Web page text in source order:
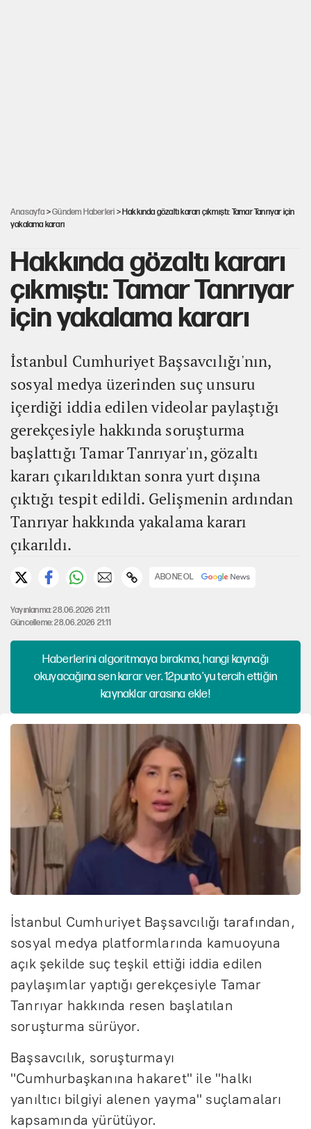
Anasayfa >Gündem Haberleri > Hakkında gözaltı kararı çıkmıştı: Tamar Tanrıyar için
yakalama kararı
Hakkında gözaltı kararı
çıkmıştı: Tamar Tanrıyar
için yakalama kararı
İstanbul Cumhuriyet Başsavcılığı'nın,
sosyal medya üzerinden suç unsuru
içerdiği iddia edilen videolar paylaştığı
gerekçesiyle hakkında soruşturma
başlattığı Tamar Tanrıyar'ın, gözaltı
kararı çıkarıldıktan sonra yurt dışına
çıktığı tespit edildi. Gelişmenin ardından
Tanrıyar hakkında yakalama kararı
çıkarıldı.
ABONE OL
Yayınlanma: 28.06.2026 21:11
Güncelleme: 28.06.2026 21:11
Haberlerini algoritmaya bırakma, hangi kaynağı
okuyacağına sen karar ver. 12punto'yu tercih ettiğin
kaynaklar arasına ekle!
İstanbul Cumhuriyet Başsavcılığı tarafından,
sosyal medya platformlarında kamuoyuna
açık şekilde suç teşkil ettiği iddia edilen
paylaşımlar yaptığı gerekçesiyle Tamar
Tanrıyar hakkında resen başlatılan
soruşturma sürüyor.
Başsavcılık, soruşturmayı
"Cumhurbaşkanına hakaret" ile "halkı
yanıltıcı bilgiyi alenen yayma" suçlamaları
kapsamında yürütüyor.